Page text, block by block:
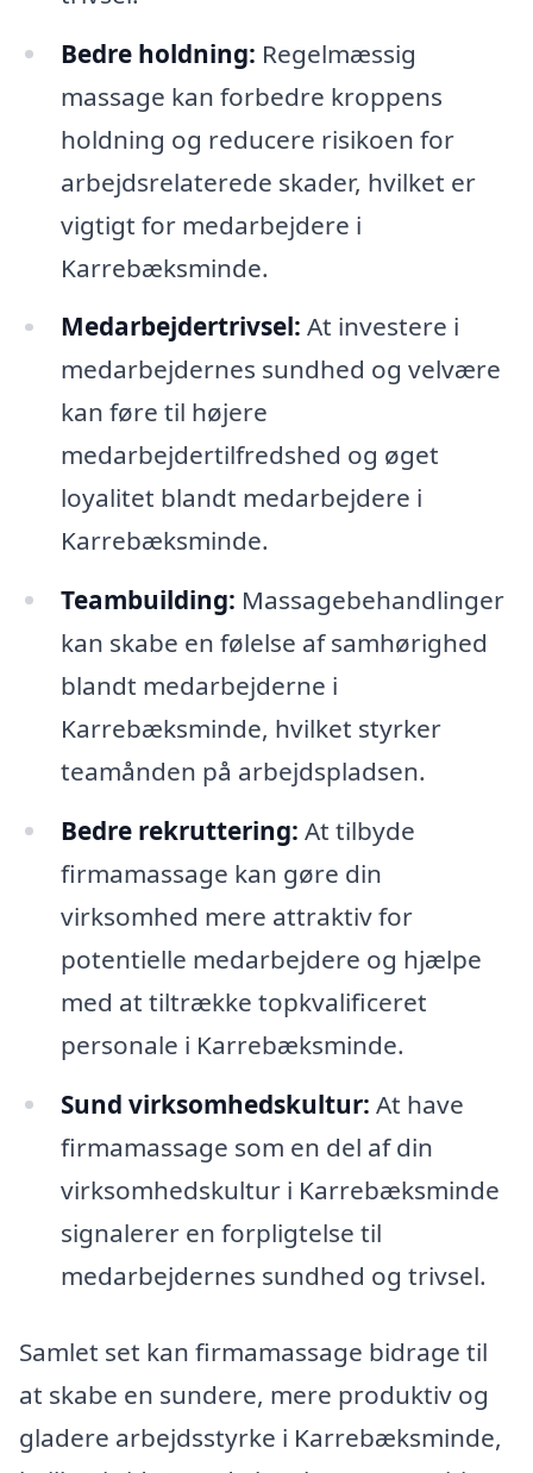
Bedre holdning: Regelmæssig
massage kan forbedre kroppens
holdning og reducere risikoen for
arbejdsrelaterede skader, hvilket er
vigtigt for medarbejdere i
Karrebæksminde.
Medarbejdertrivsel: At investere i
medarbejdernes sundhed og velvære
kan føre til højere
medarbejdertilfredshed og øget
loyalitet blandt medarbejdere i
Karrebæksminde.
Teambuilding: Massagebehandlinger
kan skabe en følelse af samhørighed
blandt medarbejderne i
Karrebæksminde, hvilket styrker
teamånden på arbejdspladsen.
Bedre rekruttering: At tilbyde
firmamassage kan gøre din
virksomhed mere attraktiv for
potentielle medarbejdere og hjælpe
med at tiltrække topkvalificeret
personale i Karrebæksminde.
Sund virksomhedskultur: At have
firmamassage som en del af din
virksomhedskultur i Karrebæksminde
signalerer en forpligtelse til
medarbejdernes sundhed og trivsel.
Samlet set kan firmamassage bidrage til
at skabe en sundere, mere produktiv og
gladere arbejdsstyrke i Karrebæksminde,